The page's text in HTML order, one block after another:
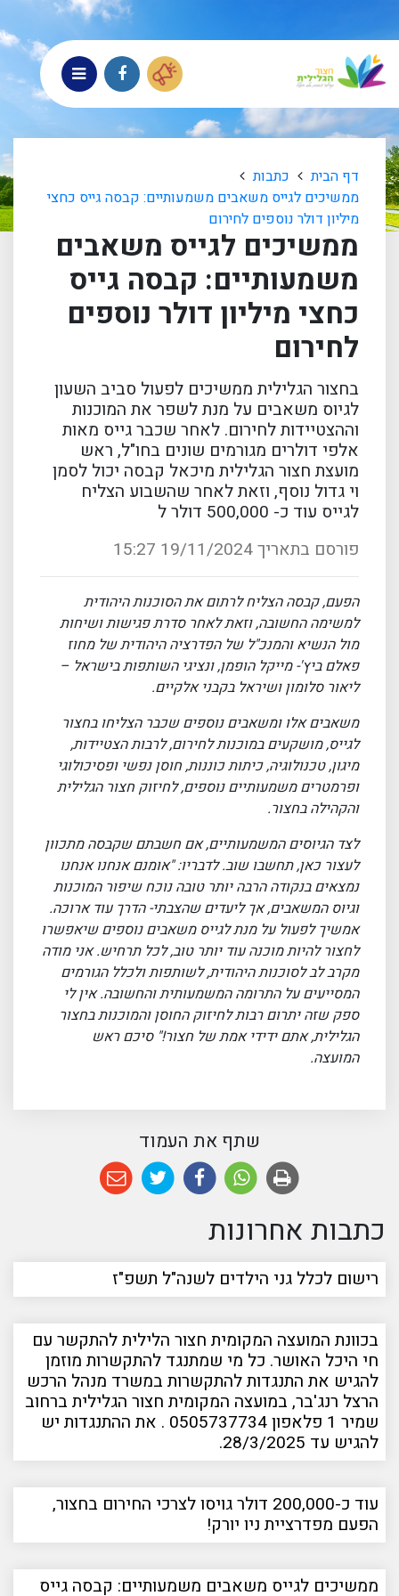
דף הבית
כתבות
ממשיכים לגייס משאבים משמעותיים: קבסה גייס כחצי
מיליון דולר נוספים לחירום
ממשיכים לגייס משאבים
משמעותיים: קבסה גייס
כחצי מיליון דולר נוספים
לחירום
בחצור הגלילית ממשיכים לפעול סביב השעון
לגיוס משאבים על מנת לשפר את המוכנות
וההצטיידות לחירום. לאחר שכבר גייס מאות
אלפי דולרים מגורמים שונים בחו"ל, ראש
מועצת חצור הגלילית מיכאל קבסה יכול לסמן
וי גדול נוסף, וזאת לאחר שהשבוע הצליח
לגייס עוד כ- 500,000 דולר ל
פורסם בתאריך 19/11/2024 15:27
הפעם, קבסה הצליח לרתום את הסוכנות היהודית
למשימה החשובה, וזאת לאחר סדרת פגישות ושיחות
מול הנשיא והמנכ"ל של הפדרציה היהודית של מחוז
פאלם ביץ'- מייקל הופמן, ונציגי השותפות בישראל –
ליאור סלומון ושיראל בקבני אלקיים.
משאבים אלו ומשאבים נוספים שכבר הצליחו בחצור
לגייס, מושקעים במוכנות לחירום, לרבות הצטיידות,
מיגון, טכנולוגיה, כיתות כוננות, חוסן נפשי ופסיכולוגי
ופרמטרים משמעותיים נוספים, לחיזוק חצור הגלילית
והקהילה בחצור.
לצד הגיוסים המשמעותיים, אם חשבתם שקבסה מתכוון
לעצור כאן, תחשבו שוב. לדבריו: "אומנם אנחנו אנחנו
נמצאים בנקודה הרבה יותר טובה נוכח שיפור המוכנות
וגיוס המשאבים, אך ליעדים שהצבתי- הדרך עוד ארוכה.
אמשיך לפעול על מנת לגייס משאבים נוספים שיאפשרו
לחצור להיות מוכנה עוד יותר טוב, לכל תרחיש. אני מודה
מקרב לב לסוכנות היהודית, לשותפות ולכלל הגורמים
המסייעים על התרומה המשמעותית והחשובה. אין לי
ספק שזה יתרום רבות לחיזוק החוסן והמוכנות בחצור
הגלילית, אתם ידידי אמת של חצור!" סיכם ראש
המועצה.
שתף את העמוד
כתבות אחרונות
רישום לכלל גני הילדים לשנה"ל תשפ"ז
בכוונת המועצה המקומית חצור הלילית להתקשר עם
חי היכל האושר. כל מי שמתנגד להתקשרות מוזמן
להגיש את התנגדות להתקשרות במשרד מנהל הרכש
הרצל רנג'בר, במועצה המקומית חצור הגלילית ברחוב
שמיר 1 פלאפון 0505737734 . את ההתנגדות יש
להגיש עד 28/3/2025.
עוד כ-200,000 דולר גויסו לצרכי החירום בחצור,
הפעם מפדרציית ניו יורק!
ממשיכים לגייס משאבים משמעותיים: קבסה גייס